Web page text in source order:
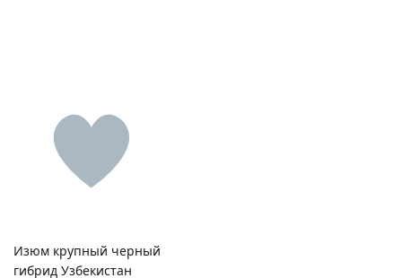
Изюм крупный черный
гибрид Узбекистан